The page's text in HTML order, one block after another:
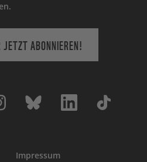
ABONNIEREN!
Impressum